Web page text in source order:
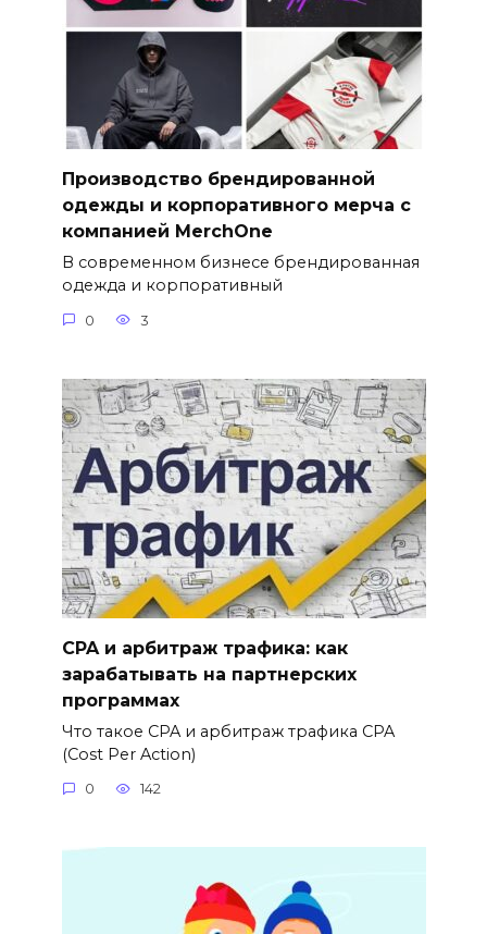
Производство брендированной
одежды и корпоративного мерча с
компанией MerchOne
В современном бизнесе брендированная
одежда и корпоративный
0 3
CPA и арбитраж трафика: как
зарабатывать на партнерских
программах
Что такое CPA и арбитраж трафика CPA
(Cost Per Action)
0 142